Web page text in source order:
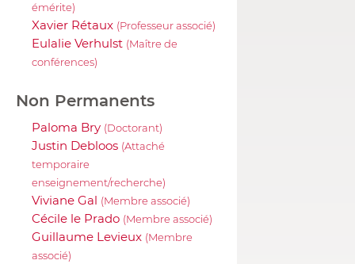
émérite)
Xavier Rétaux (Professeur associé)
Eulalie Verhulst (Maître de
conférences)
Non Permanents
Paloma Bry (Doctorant)
Justin Debloos (Attaché
temporaire
enseignement/recherche)
Viviane Gal (Membre associé)
Cécile le Prado (Membre associé)
Guillaume Levieux (Membre
associé)